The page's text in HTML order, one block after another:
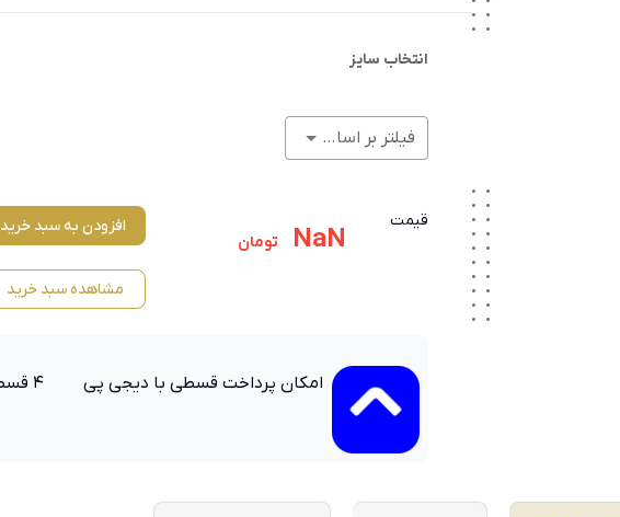
انتخاب سایز
فیلتر بر اساس وزن (گرم)
قیمت
NaN تومان
افزودن به سبد خرید
مشاهده سبد خرید
امکان پرداخت قسطی با دیجی پی ۴ قسط